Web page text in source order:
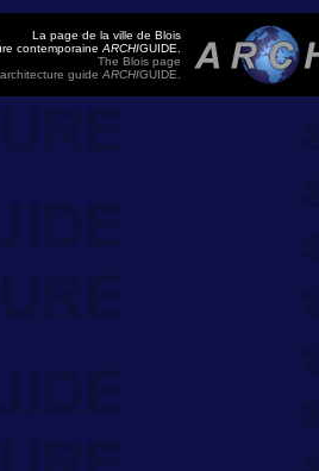
La page de la ville de Blois
contemporaine ARCHIGUIDE.
The Blois page
guide ARCHIGUIDE.